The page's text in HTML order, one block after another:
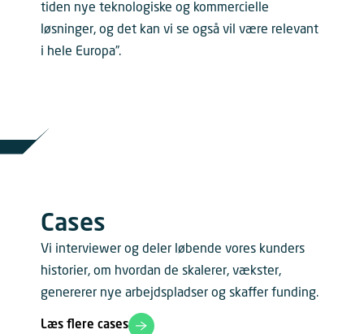
tiden nye teknologiske og kommercielle
løsninger, og det kan vi se også vil være relevant
i hele Europa”.
Cases
Vi interviewer og deler løbende vores kunders
historier, om hvordan de skalerer, vækster,
genererer nye arbejdspladser og skaffer funding.
Læs flere cases